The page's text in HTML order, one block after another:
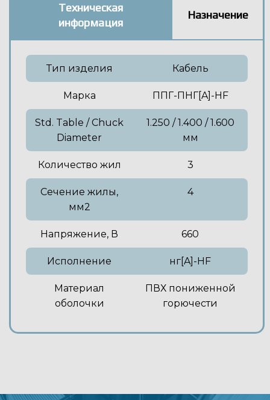
Техническая
информация
Назначение
Тип изделия Кабель
Марка ППГ-ПНГ[A]-HF
Std. Table / Chuck
Diameter
1.250 / 1.400 / 1.600
мм
Количество жил 3
Сечение жилы,
мм2
4
Напряжение, В 660
Исполнение нг[A]-HF
Материал
оболочки
ПВХ пониженной
горючести